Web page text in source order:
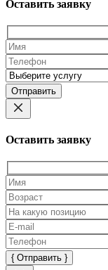
Оставить заявку
Оставьте
это
поле
Оставить заявку
Оставьте